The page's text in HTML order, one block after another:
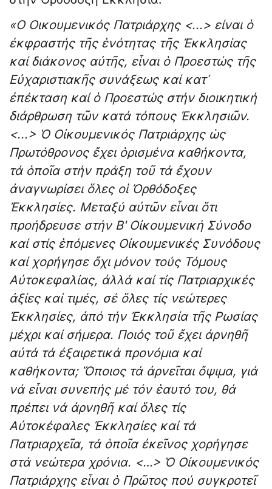
«Ο Οικουμενικός Πατριάρχης <...> είναι ὁ
ἐκφραστής τῆς ἑνότητας τῆς Ἐκκλησίας
καί διάκονος αὐτῆς, εἶναι ὁ Προεστώς τῆς
Εὐχαριστιακῆς συνάξεως καί κατ᾿
ἐπέκταση καί ὁ Προεστώς στήν διοικητική
διάρθρωση τῶν κατά τόπους Ἐκκλησιῶν.
<...> Ὁ Οἰκουμενικός Πατριάρχης ὡς
Πρωτόθρονος ἔχει ὁρισμένα καθήκοντα,
τά ὁποῖα στήν πράξη τοῦ τά ἔχουν
ἀναγνωρίσει ὅλες οἱ Ὀρθόδοξες
Ἐκκλησίες. Μεταξύ αὐτῶν εἶναι ὅτι
προήδρευσε στήν Β' Οἰκουμενική Σύνοδο
καί στίς ἑπόμενες Οἰκουμενικές Συνόδους
καί χορήγησε ὄχι μόνον τούς Τόμους
Αὐτοκεφαλίας, ἀλλά καί τίς Πατριαρχικές
ἀξίες καί τιμές, σέ ὅλες τίς νεώτερες
Ἐκκλησίες, ἀπό τήν Ἐκκλησία τῆς Ρωσίας
μέχρι καί σήμερα. Ποιός τοῦ ἔχει ἀρνηθῆ
αὐτά τά ἐξαιρετικά προνόμια καί
καθήκοντα; Ὅποιος τά ἀρνεῖται ὄψιμα, γιά
νά εἶναι συνεπής μέ τόν ἑαυτό του, θά
πρέπει νά ἀρνηθῆ καί ὅλες τίς
Αὐτοκέφαλες Ἐκκλησίες καί τά
Πατριαρχεῖα, τά ὁποῖα ἐκεῖνος χορήγησε
στά νεώτερα χρόνια. <…> Ὁ Οἰκουμενικός
Πατριάρχης εἶναι ὁ Πρῶτος πού συγκροτεῖ